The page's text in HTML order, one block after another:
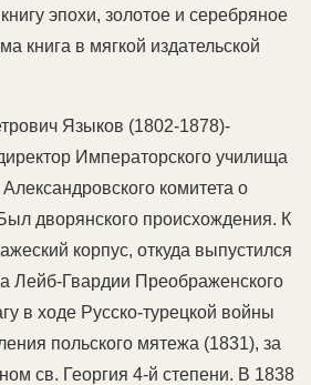
эпохи, золотое и серебряное
книга в мягкой издательской
Языков (1802-1878)-
Императорского училища
комитета о
дворянского происхождения. К
корпус, откуда выпустился
Лейб-Гвардии Преображенского
в ходе Русско-турецкой войны
польского мятежа (1831), за
св. Георгия 4-й степени. В 1838